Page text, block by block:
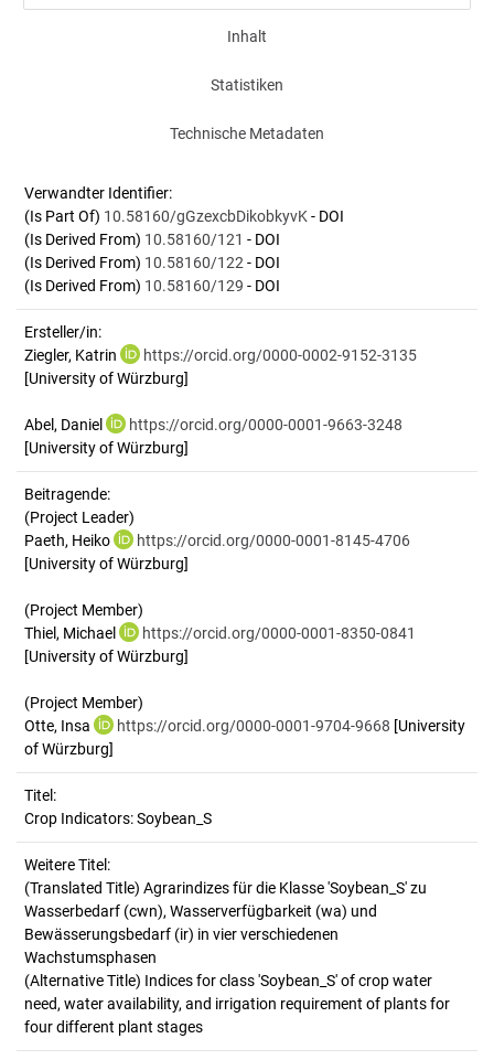
Inhalt
Statistiken
Technische Metadaten
Verwandter Identifier:
(Is Part Of) 10.58160/gGzexcbDikobkyvK- DOI
(Is Derived From) 10.58160/121 - DOI
(Is Derived From) 10.58160/122 - DOI
(Is Derived From) 10.58160/129 - DOI
Ersteller/in:
Ziegler, Katrin
https://orcid.org/0000-0002-9152-3135
[University of Würzburg]
Abel, Daniel
https://orcid.org/0000-0001-9663-3248
[University of Würzburg]
Beitragende:
(Project Leader)
Paeth, Heiko
https://orcid.org/0000-0001-8145-4706
[University of Würzburg]
(Project Member)
Thiel, Michael
https://orcid.org/0000-0001-8350-0841
[University of Würzburg]
(Project Member)
Otte, Insa
https://orcid.org/0000-0001-9704-9668 [University
of Würzburg]
Titel:
Crop Indicators: Soybean_S
Weitere Titel:
(Translated Title) Agrarindizes für die Klasse 'Soybean_S' zu
Wasserbedarf (cwn), Wasserverfügbarkeit (wa) und
Bewässerungsbedarf (ir) in vier verschiedenen
Wachstumsphasen
(Alternative Title) Indices for class 'Soybean_S' of crop water
need, water availability, and irrigation requirement of plants for
four different plant stages